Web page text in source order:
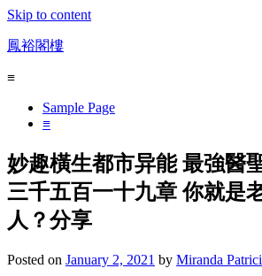
Skip to content
鳳裕閣樓
≡
Sample Page
≡
妙趣橫生都市异能 最強醫
三千五百一十九章 你就是
人？分享
Posted on January 2, 2021 by Miranda